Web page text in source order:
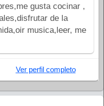
gusta cocinar ,
de la
musica,leer, me
Ver perfil completo